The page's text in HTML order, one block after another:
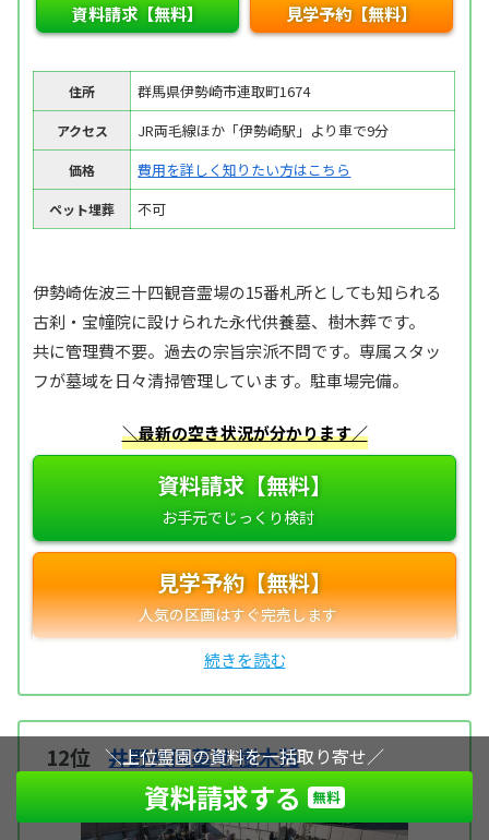
資料請求【無料】 見学予約【無料】
住所 群馬県伊勢崎市連取町1674
アクセス JR両毛線ほか「伊勢崎駅」より車で9分
価格 費用を詳しく知りたい方はこちら
ペット埋葬 不可
伊勢崎佐波三十四観音霊場の15番札所としても知られる
古刹・宝幢院に設けられた永代供養墓、樹木葬です。
共に管理費不要。過去の宗旨宗派不問です。専属スタッ
フが墓域を日々清掃管理しています。駐車場完備。
＼最新の空き状況が分かります／
資料請求【無料】
見学予約【無料】
12位 井野共同墓地 樹木苑
＼上位霊園の資料を一括取り寄せ／
資料請求する 無料